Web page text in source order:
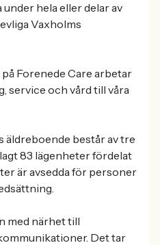
hela eller delar av
Vaxholms
Forenede Care arbetar
service och vård till våra
äldreboende består av tre
83 lägenheter fördelat
är avsedda för personer
med närhet till
Det tar